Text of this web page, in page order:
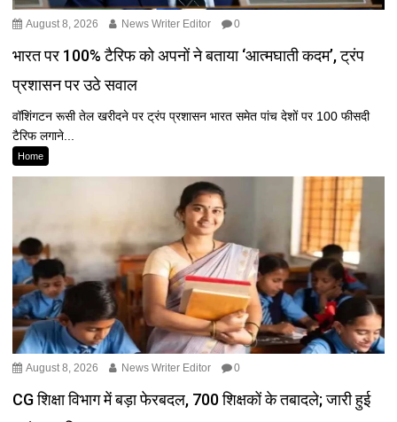
August 8, 2026 News Writer Editor 0
भारत पर 100% टैरिफ को अपनों ने बताया ‘आत्मघाती कदम’, ट्रंप
प्रशासन पर उठे सवाल
वॉशिंगटन रूसी तेल खरीदने पर ट्रंप प्रशासन भारत समेत पांच देशों पर 100 फीसदी
टैरिफ लगाने...
Home
August 8, 2026 News Writer Editor 0
CG शिक्षा विभाग में बड़ा फेरबदल, 700 शिक्षकों के तबादले; जारी हुई